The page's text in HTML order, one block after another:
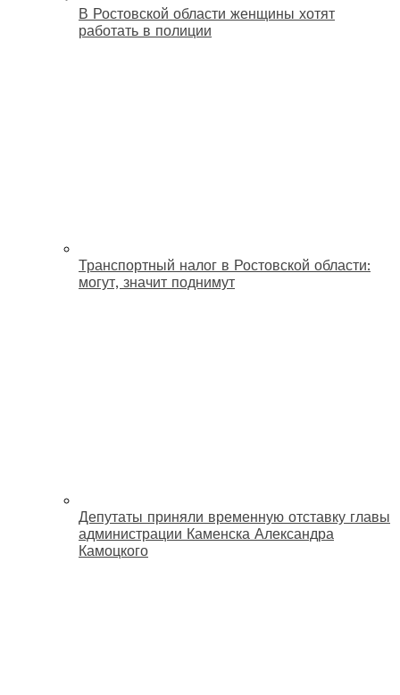
В Ростовской области женщины хотят
работать в полиции
Транспортный налог в Ростовской области:
могут, значит поднимут
Депутаты приняли временную отставку главы
администрации Каменска Александра
Камоцкого